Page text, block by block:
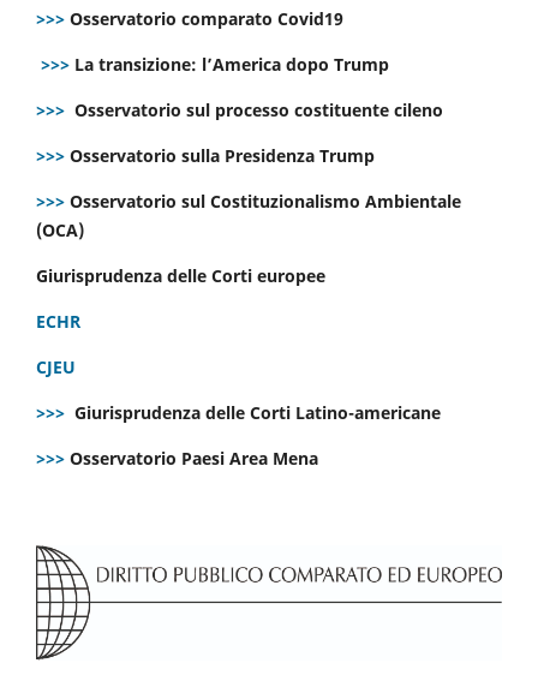
>>> Osservatorio comparato Covid19
>>> La transizione: l’America dopo Trump
>>> Osservatorio sul processo costituente cileno
>>> Osservatorio sulla Presidenza Trump
>>> Osservatorio sul Costituzionalismo Ambientale
(OCA)
Giurisprudenza delle Corti europee
ECHR
CJEU
>>> Giurisprudenza delle Corti Latino-americane
>>> Osservatorio Paesi Area Mena